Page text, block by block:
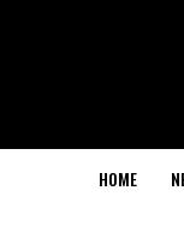
HOME